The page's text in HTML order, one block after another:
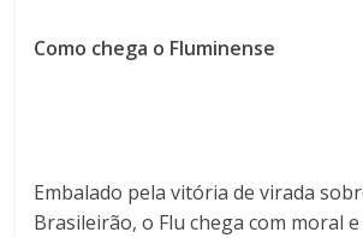
Como chega o Fluminense
Embalado pela vitória de virada
Brasileirão, o Flu chega com moral